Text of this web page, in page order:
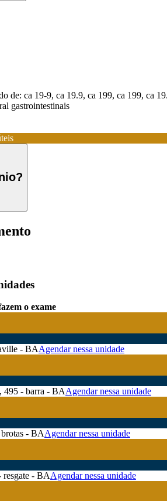
de: ca 19-9, ca 19.9, ca 199, ca 199, ca
gastrointestinais
o exame
- BAAgendar nessa unidade
495 - barra - BAAgendar nessa unidade
- BAAgendar nessa unidade
resgate - BAAgendar nessa unidade